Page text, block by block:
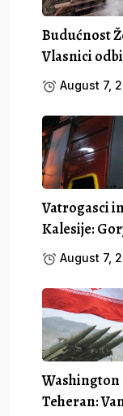
Budućnost
Vlasnici
August 7,
Vatrogasci
Kalesije:
August 7,
Washington
Teheran: